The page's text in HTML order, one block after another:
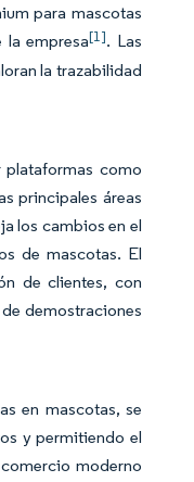
para mascotas
empresa[1]. Las
la trazabilidad
como
principales áreas
los cambios en el
de mascotas. El
de clientes, con
demostraciones
en mascotas, se
y permitiendo el
moderno